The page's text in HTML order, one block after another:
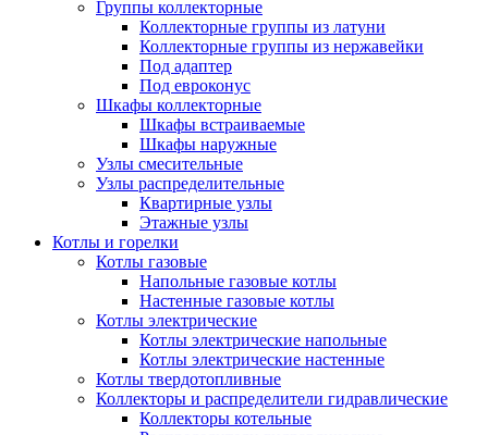
Группы коллекторные
Коллекторные группы из латуни
Коллекторные группы из нержавейки
Под адаптер
Под евроконус
Шкафы коллекторные
Шкафы встраиваемые
Шкафы наружные
Узлы смесительные
Узлы распределительные
Квартирные узлы
Этажные узлы
Котлы и горелки
Котлы газовые
Напольные газовые котлы
Настенные газовые котлы
Котлы электрические
Котлы электрические напольные
Котлы электрические настенные
Котлы твердотопливные
Коллекторы и распределители гидравлические
Коллекторы котельные